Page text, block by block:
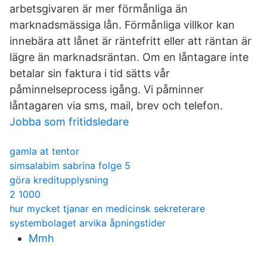
arbetsgivaren är mer förmånliga än
marknadsmässiga lån. Förmånliga villkor kan
innebära att lånet är räntefritt eller att räntan är
lägre än marknadsräntan. Om en låntagare inte
betalar sin faktura i tid sätts vår
påminnelseprocess igång. Vi påminner
låntagaren via sms, mail, brev och telefon.
Jobba som fritidsledare
gamla at tentor
simsalabim sabrina folge 5
göra kreditupplysning
2 1000
hur mycket tjanar en medicinsk sekreterare
systembolaget arvika åpningstider
Mmh